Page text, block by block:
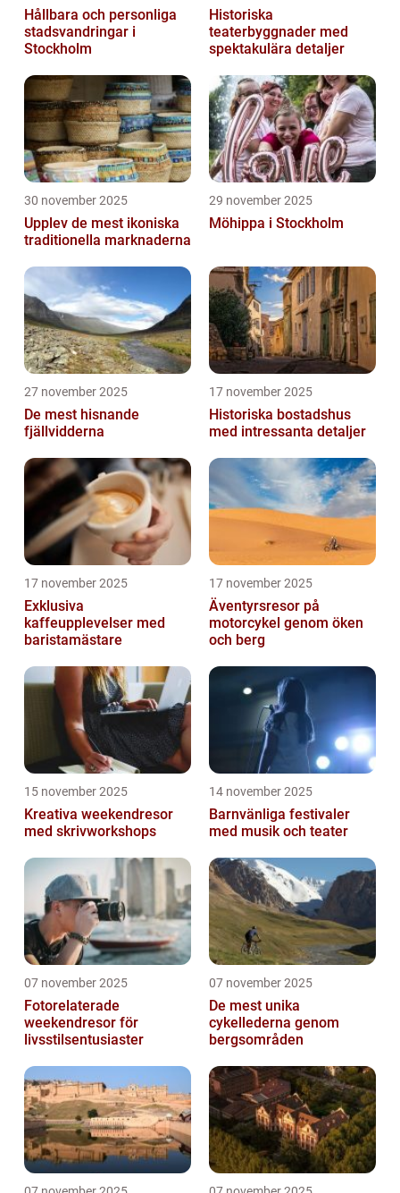
Hållbara och personliga
stadsvandringar i
Stockholm
Historiska
teaterbyggnader med
spektakulära detaljer
30 november 2025
Upplev de mest ikoniska
traditionella marknaderna
29 november 2025
Möhippa i Stockholm
27 november 2025
De mest hisnande
fjällvidderna
17 november 2025
Historiska bostadshus
med intressanta detaljer
17 november 2025
Exklusiva
kaffeupplevelser med
baristamästare
17 november 2025
Äventyrsresor på
motorcykel genom öken
och berg
15 november 2025
Kreativa weekendresor
med skrivworkshops
14 november 2025
Barnvänliga festivaler
med musik och teater
07 november 2025
Fotorelaterade
weekendresor för
livsstilsentusiaster
07 november 2025
De mest unika
cykellederna genom
bergsområden